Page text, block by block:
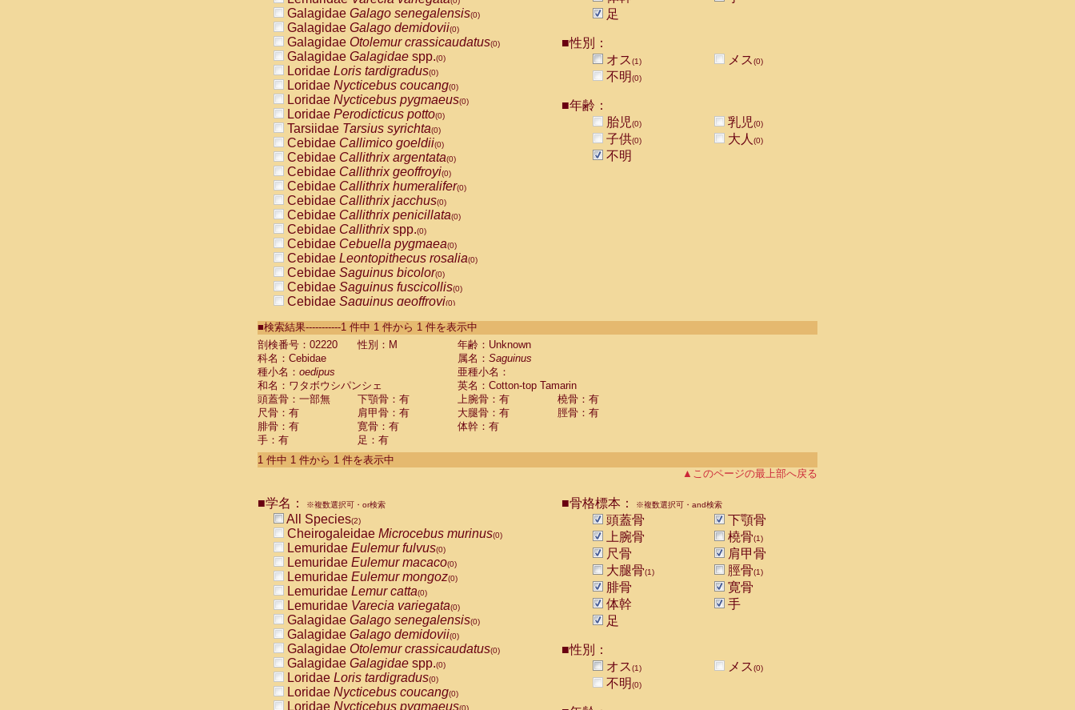
Galagidae Galago senegalensis(0)
Galagidae Galago demidovii(0)
Galagidae Otolemur crassicaudatus(0)
Galagidae Galagidae spp.(0)
Loridae Loris tardigradus(0)
Loridae Nycticebus coucang(0)
Loridae Nycticebus pygmaeus(0)
Loridae Perodicticus potto(0)
Tarsiidae Tarsius syrichta(0)
Cebidae Callimico goeldii(0)
Cebidae Callithrix argentata(0)
Cebidae Callithrix geoffroyi(0)
Cebidae Callithrix humeralifer(0)
Cebidae Callithrix jacchus(0)
Cebidae Callithrix penicillata(0)
Cebidae Callithrixspp.(0)
Cebidae Cebuella pygmaea(0)
Cebidae Leontopithecus rosalia(0)
Cebidae Saguinus bicolor(0)
Cebidae Saguinus fuscicollis(0)
Cebidae Saguinus geoffroyi(0)
CebidaeSaguinus labiatus(0)
Cebidae Saguinus leucopus (0)
Cebidae
Cebidae
CebidaeSaguinus nigricollis (1)
Cebidae Saguinus oedipus
Cebidae Saguinus weddelli
Cebidae Saguinusspp.
Cebidae Aotus trivirgatus
Cebidae Cebus albifrons
CebidaeCebus nigrivittatus
CebidaeCebus
CebidaeSaimiri boliviensis(0)
CebidaeSaimiri sciureus(0)
AtelidaeAlouatta caraya(0)
AtelidaeAlouatta fusca(0)
AtelidaeAlouatta seniculus
AtelidaeAlouattaspp.(0)
AtelidaeAteles belzebuth(0)
AtelidaeAteles geoffroyi(0)
AtelidaeAteles paniscus(0)
AtelidaeAtelesspp.(0)
Atelidae Lagothrix lagothricha
AtelidaeLagothrix lagothricha cana
PitheciidaeCacajao calvus rubicundus
足
■性別：
オス(1) メス(0)
不明(0)
■年齢：
胎児(0) 乳児(0)
子供(0) 大人 (0)
不明
■検索結果-----------1 件中 1 件から 1 件を表示中
剖検番号：02220
性別：M
年齢：Unknown
科名：Cebidae
属名： Saguinus
種小名： oedipus
亜種小名：
和名：ワタボウシパンシェ
英名：Cotton-top Tamarin
頭蓋骨：一部無
下顎骨：有 上腕骨：有
橈骨：有
尺骨：有
肩甲骨：有 大腿骨：有
脛骨：有
腓骨：有
寛骨：有
体幹：有
手：有
足：有
1 件中 1 件から 1 件を表示中
▲このページの最上部へ戻る
■学名： ※複数選択可・or検索
All Species(2)
Cheirogaleidae Microcebus murinus(0)
Lemuridae Eulemur fulvus(0)
Lemuridae Eulemur macaco(0)
Lemuridae Eulemur mongoz(0)
Lemuridae Lemur catta(0)
Lemuridae Varecia variegata(0)
Galagidae Galago senegalensis(0)
Galagidae Galago demidovii(0)
Galagidae Otolemur crassicaudatus(0)
Galagidae Galagidae spp.(0)
Loridae Loris tardigradus(0)
Loridae Nycticebus coucang(0)
Loridae Nycticebus pygmaeus(0)
■骨格標本： ※複数選択可・and検索
頭蓋骨
下顎骨
上腕骨
橈骨(1)
尺骨
肩甲骨
大腿骨(1) 脛骨(1)
腓骨
寛骨
体幹
手
足
■性別：
オス(1) メス(0)
不明(0)